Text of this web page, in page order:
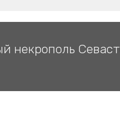
некрополь